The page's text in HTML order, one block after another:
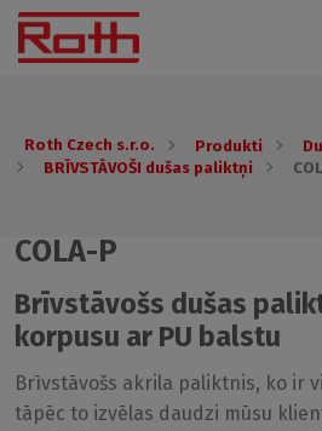
Roth Czech s.r.o. Produkti
BRĪVSTĀVOŠI dušas paliktņi
COLA-P
Brīvstāvošs dušas
korpusu ar PU balstu
Brīvstāvošs akrila paliktnis, ko ir
tāpēc to izvēlas daudzi mūsu